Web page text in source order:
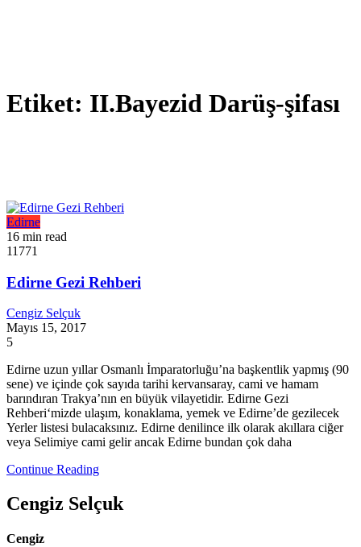
Etiket: II.Bayezid Darüş-şifası
Edirne
16 min read
11771
Edirne Gezi Rehberi
Cengiz Selçuk
Mayıs 15, 2017
5
Edirne uzun yıllar Osmanlı İmparatorluğu’na başkentlik yapmış (90
sene) ve içinde çok sayıda tarihi kervansaray, cami ve hamam
barındıran Trakya’nın en büyük vilayetidir. Edirne Gezi
Rehberi‘mizde ulaşım, konaklama, yemek ve Edirne’de gezilecek
Yerler listesi bulacaksınız. Edirne denilince ilk olarak akıllara ciğer
veya Selimiye cami gelir ancak Edirne bundan çok daha
Continue Reading
Cengiz Selçuk
Cengiz